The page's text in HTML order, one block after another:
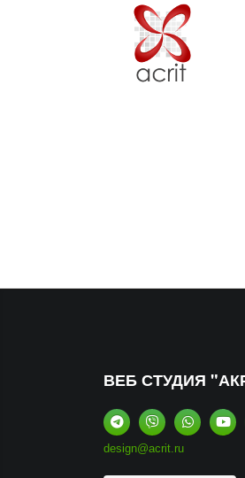
ВЕБ СТУДИЯ
design@acrit.ru